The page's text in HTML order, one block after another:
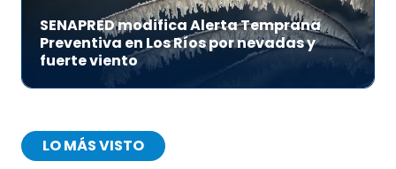
SENAPRED modifica Alerta Temprana
Preventiva en Los Ríos por nevadas y
fuerte viento
LO MÁS VISTO